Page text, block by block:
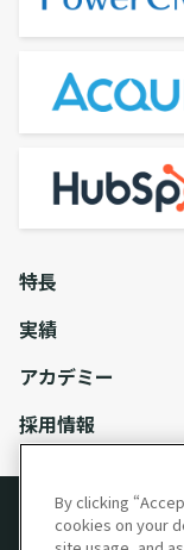
特長
実績
アカデミー
採用情報
By clicking
cookies on your